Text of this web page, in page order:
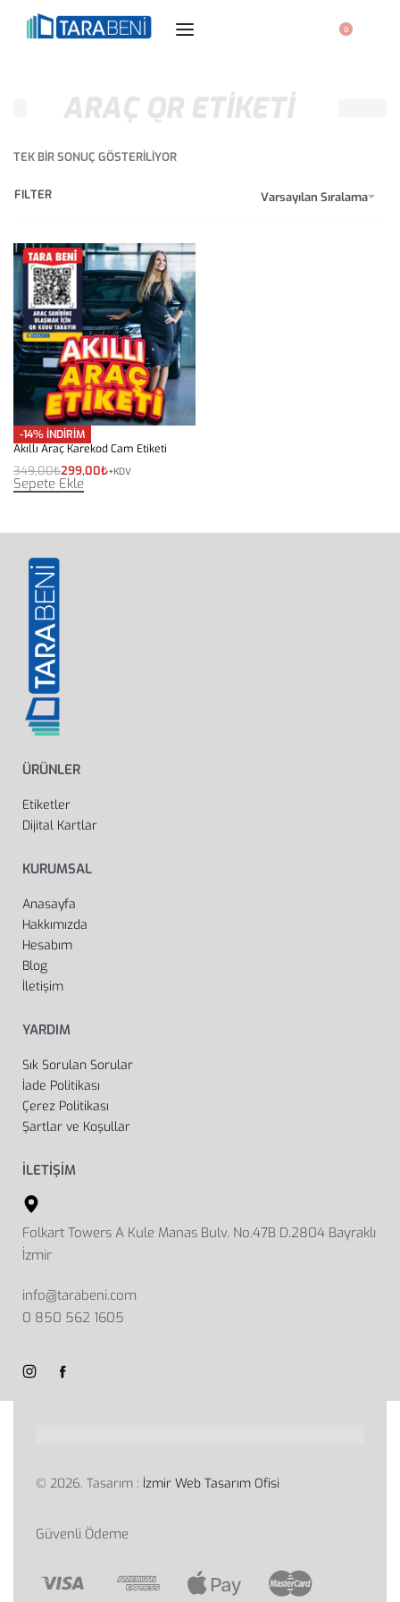
0
ARAÇ QR ETIKETI
TEK BIR SONUÇ GÖSTERILIYOR
Varsayılan Sıralama
FILTER
-14% İNDİRİM
Akıllı Araç Karekod Cam Etiketi
349,00₺299,00₺+KDV
Sepete Ekle
ÜRÜNLER
Etiketler
Dijital Kartlar
KURUMSAL
Anasayfa
Hakkımızda
Hesabım
Blog
İletişim
YARDIM
Sık Sorulan Sorular
İade Politikası
Çerez Politikası
Şartlar ve Koşullar
İLETİŞİM
Folkart Towers A Kule Manas Bulv. No.47B D.2804 Bayraklı
İzmir
info@tarabeni.com
0 850 562 1605
© 2026. Tasarım : İzmir Web Tasarım Ofisi
Güvenli Ödeme